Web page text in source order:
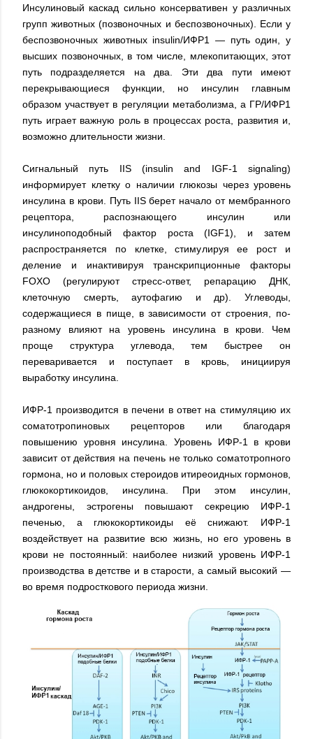
Инсулиновый каскад сильно консервативен у различных
групп животных (позвоночных и беспозвоночных). Если у
беспозвоночных животных insulin/ИФР1 — путь один, у
высших позвоночных, в том числе, млекопитающих, этот
путь подразделяется на два. Эти два пути имеют
перекрывающиеся функции, но инсулин главным
образом участвует в регуляции метаболизма, а ГР/ИФР1
путь играет важную роль в процессах роста, развития и,
возможно длительности жизни.
Сигнальный путь IIS (insulin and IGF-1 signaling)
информирует клетку о наличии глюкозы через уровень
инсулина в крови. Путь IIS берет начало от мембранного
рецептора, распознающего инсулин или
инсулиноподобный фактор роста (IGF1), и затем
распространяется по клетке, стимулируя ее рост и
деление и инактивируя транскрипционные факторы
FOXO (регулируют стресс-ответ, репарацию ДНК,
клеточную смерть, аутофагию и др). Углеводы,
содержащиеся в пище, в зависимости от строения, по-
разному влияют на уровень инсулина в крови. Чем
проще структура углевода, тем быстрее он
переваривается и поступает в кровь, инициируя
выработку инсулина.
ИФР-1 производится в печени в ответ на стимуляцию их
соматотропиновых рецепторов или благодаря
повышению уровня инсулина. Уровень ИФР-1 в крови
зависит от действия на печень не только соматотропного
гормона, но и половых стероидов итиреоидных гормонов,
глюкокортикоидов, инсулина. При этом инсулин,
андрогены, эстрогены повышают секрецию ИФР-1
печенью, а глюкокортикоиды её снижают. ИФР-1
воздействует на развитие всю жизнь, но его уровень в
крови не постоянный: наиболее низкий уровень ИФР-1
производства в детстве и в старости, а самый высокий —
во время подросткового периода жизни.